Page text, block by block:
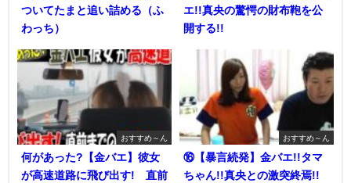
ついてたまと追い詰める（ふ
わっち）
エ!!真央の驚愕の財布鞄を公
開する!!
おすすめ～ん
何があった?【金バエ】彼女
が高速道路に飛び出す! 直前
おすすめ～ん
⑯【暴言続発】金バエ!!タマ
ちゃん!!真央との激突終焉!!